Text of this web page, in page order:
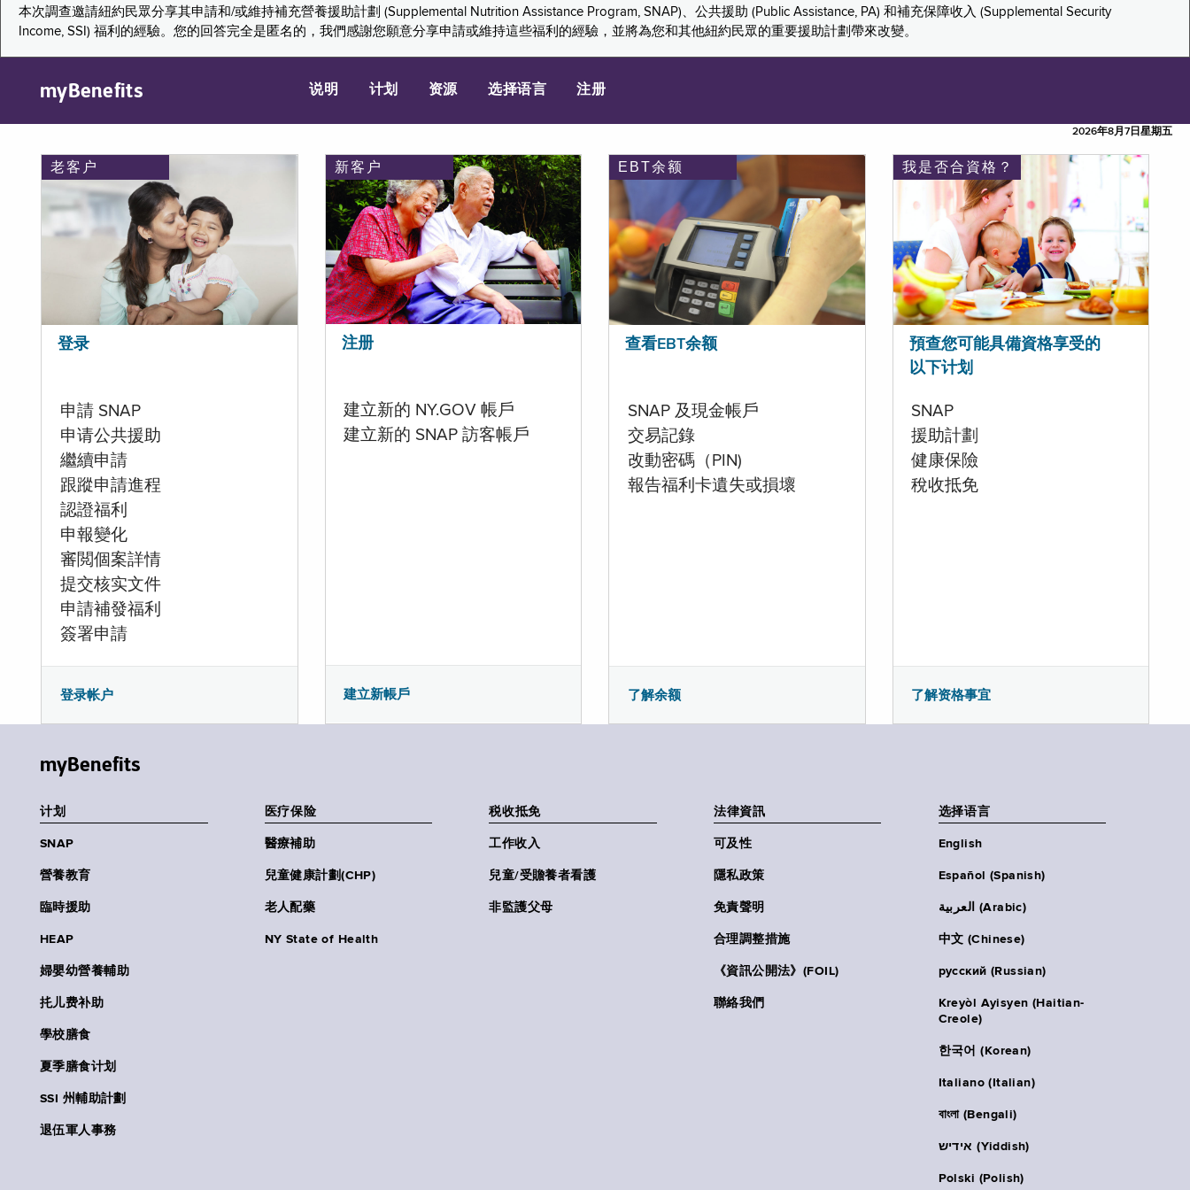
本次調查邀請紐約民眾分享其申請和/或維持補充營養援助計劃 (Supplemental Nutrition Assistance Program, SNAP)、公共援助 (Public Assistance, PA) 和補充保障收入 (Supplemental Security
Income, SSI) 福利的經驗。您的回答完全是匿名的，我們感謝您願意分享申請或維持這些福利的經驗，並將為您和其他紐約民眾的重要援助計劃帶來改變。
myBenefits 说明 计划 资源 选择语言 注册
2026年8月7日星期五
老客户
登录
申請 SNAP
申请公共援助
繼續申請
跟蹤申請進程
認證福利
申報變化
審閲個案詳情
提交核实文件
申請補發福利
簽署申請
登录帐户
新客户
注册
建立新的 NY.GOV 帳戶
建立新的 SNAP 訪客帳戶
建立新帳戶
EBT余额
查看EBT余额
SNAP 及現金帳戶
交易記錄
改動密碼（PIN)
報告福利卡遺失或損壞
了解余额
我是否合資格？
預查您可能具備資格享受的
以下计划
SNAP
援助計劃
健康保險
稅收抵免
了解资格事宜
myBenefits
计划
SNAP
營養教育
臨時援助
HEAP
婦嬰幼營養輔助
扥儿费补助
學校膳食
夏季膳食计划
SSI 州輔助計劃
退伍軍人事務
医疗保险
醫療補助
兒童健康計劃(CHP)
老人配藥
NY State of Health
税收抵免
工作收入
兒童/受贍養者看護
非監護父母
法律資訊
可及性
隱私政策
免責聲明
合理調整措施
《資訊公開法》(FOIL)
聯絡我們
选择语言
English
Español (Spanish)
العربية (Arabic)
中文 (Chinese)
русский (Russian)
Kreyòl Ayisyen (Haitian-
Creole)
한국어 (Korean)
Italiano (Italian)
বাংলা (Bengali)
אידיש (Yiddish)
Polski (Polish)